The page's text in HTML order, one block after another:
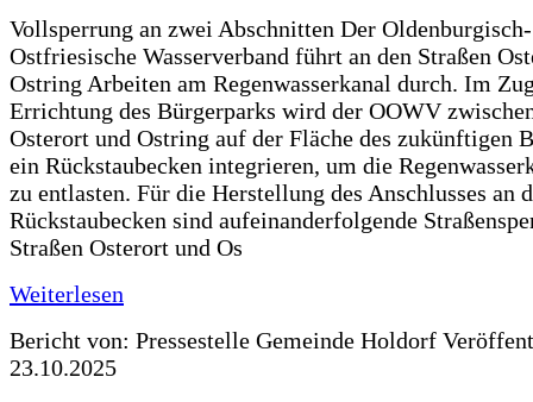
Vollsperrung an zwei Abschnitten Der Oldenburgisch-
Ostfriesische Wasserverband führt an den Straßen
Ostring Arbeiten am Regenwasserkanal durch. Im
Errichtung des Bürgerparks wird der OOWV
Osterort und Ostring auf der Fläche des zukünftigen
ein Rückstaubecken integrieren, um die
zu entlasten. Für die Herstellung des Anschlusses an
Rückstaubecken sind aufeinanderfolgende
Straßen Osterort und Os
Weiterlesen
Bericht von: Pressestelle Gemeinde Holdorf
23.10.2025